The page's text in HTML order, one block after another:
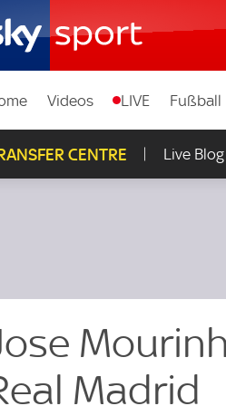
Videos LIVE Fußball
CENTRE Live Blog
Madrid